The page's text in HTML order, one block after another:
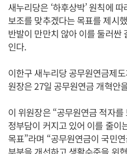
새누리당은 ‘하후상박’ 원칙에
보조를 맞추겠다는 목표를 제시
반발이 만만치 않아 이를 둘러싼
인다.
이한구 새누리당 공무원연금제
원장은 27일 공무원연금 개혁안
이 위원장은 “공무원연금 적자
정부담이 커지고 있어 이를 줄이
목표”라며 “공무원연금이 국민